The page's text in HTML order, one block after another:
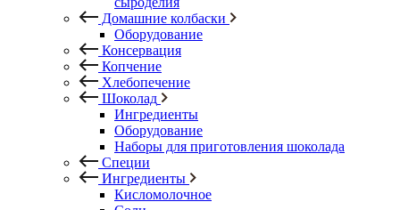
Домашние колбаски
Оборудование
Консервация
Копчение
Хлебопечение
Шоколад
Ингредиенты
Оборудование
Наборы для приготовления шоколада
Специи
Ингредиенты
Кисломолочное